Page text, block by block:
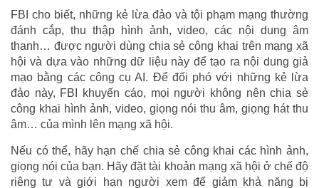
FBI cho biết, những kẻ lừa đảo và tội phạm mạng thường
đánh cắp, thu thập hình ảnh, video, các nội dung âm
thanh… được người dùng chia sẻ công khai trên mạng xã
hội và dựa vào những dữ liệu này để tạo ra nội dung giả
mạo bằng các công cụ AI. Để đối phó với những kẻ lừa
đảo này, FBI khuyến cáo, mọi người không nên chia sẻ
công khai hình ảnh, video, giọng nói thu âm, giọng hát thu
âm… của mình lên mạng xã hội.
Nếu có thể, hãy hạn chế chia sẻ công khai các hình ảnh,
giọng nói của bạn. Hãy đặt tài khoản mạng xã hội ở chế độ
riêng tư và giới hạn người xem để giảm khả năng bị